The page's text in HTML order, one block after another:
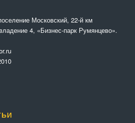
Московский, 22-й км
4, «Бизнес-парк Румянцево».